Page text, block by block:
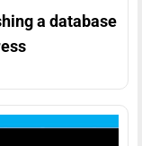
a database